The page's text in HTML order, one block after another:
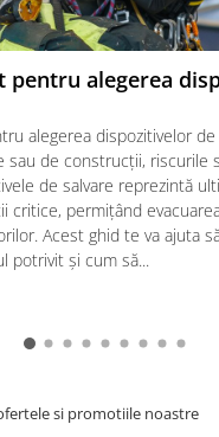
pentru alegerea
alegerea dispozitivelor de
sau de construcții, riscurile
de salvare reprezintă
critice, permițând
Acest ghid te va ajuta
potrivit și cum să...
si promotiile noastre